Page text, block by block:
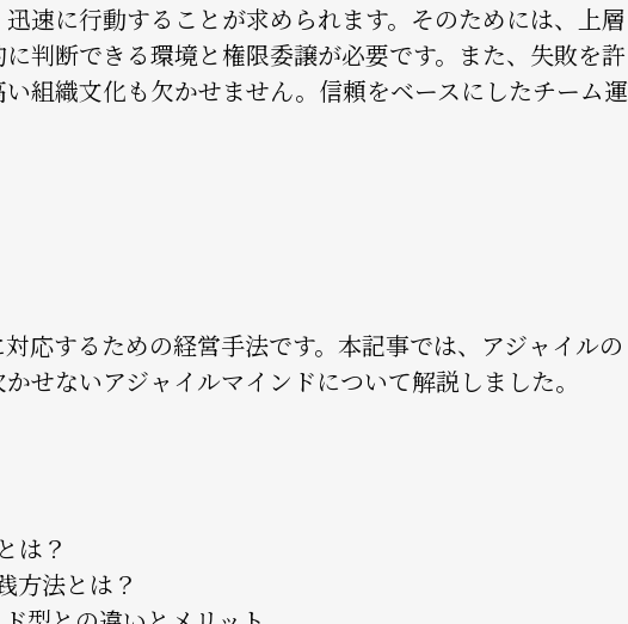
速に行動することが求められます。そのためには、上層
判断できる環境と権限委譲が必要です。また、失敗を許
組織文化も欠かせません。信頼をベースにしたチーム運
応するための経営手法です。本記事では、アジャイルの
せないアジャイルマインドについて解説しました。
は？
方法とは？